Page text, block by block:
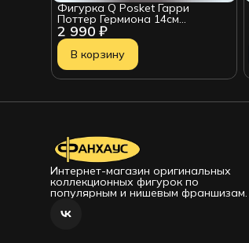
2 990 ₽
Фигурка Q Posket Гарри
Поттер Гермиона 14см
BP35691P
В корзину
Интернет-магазин оригинальных
коллекционных фигурок по
популярным и нишевым франшизам.